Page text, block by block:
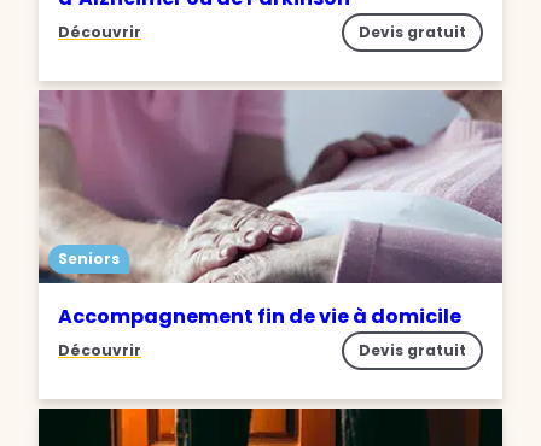
Découvrir Devis gratuit
Seniors
Accompagnement fin de vie à domicile
Découvrir Devis gratuit